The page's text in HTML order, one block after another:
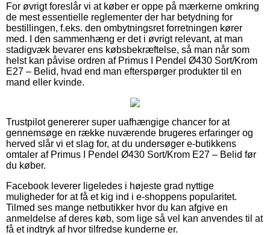
For øvrigt foreslår vi at køber er oppe på mærkerne omkring
de mest essentielle reglementer der har betydning for
bestillingen, f.eks. den ombytningsret forretningen kører
med. I den sammenhæng er det i øvrigt relevant, at man
stadigvæk bevarer ens købsbekræftelse, så man når som
helst kan påvise ordren af Primus I Pendel Ø430 Sort/Krom
E27 – Belid, hvad end man efterspørger produkter til en
mand eller kvinde.
Trustpilot genererer super uafhængige chancer for at
gennemsøge en række nuværende brugeres erfaringer og
herved slår vi et slag for, at du undersøger e-butikkens
omtaler af Primus I Pendel Ø430 Sort/Krom E27 – Belid før
du køber.
Facebook leverer ligeledes i højeste grad nyttige
muligheder for at få et kig ind i e-shoppens popularitet.
Tilmed ses mange netbutikker hvor du kan afgive en
anmeldelse af deres køb, som lige så vel kan anvendes til at
få et indtryk af hvor tilfredse kunderne er.